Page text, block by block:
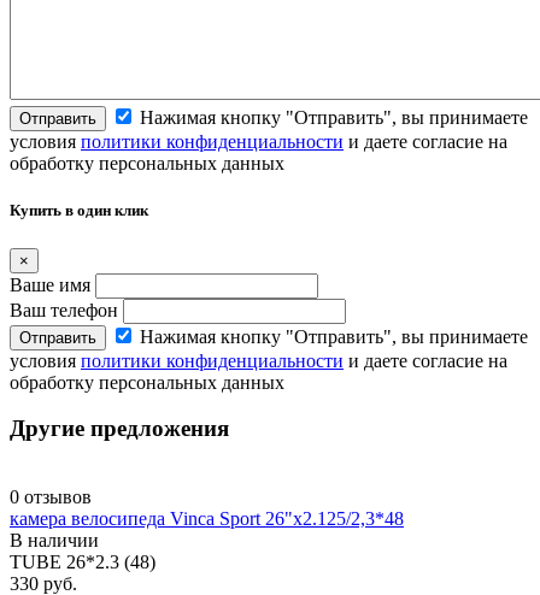
Отправить
Нажимая кнопку "Отправить", вы принимаете
условия политики конфиденциальности и даете согласие на
обработку персональных данных
Купить в один клик
×
Ваше имя
Ваш телефон
Отправить
Нажимая кнопку "Отправить", вы принимаете
условия политики конфиденциальности и даете согласие на
обработку персональных данных
Другие предложения
0 отзывов
камера велосипеда Vinca Sport 26"х2.125/2,3*48
В наличии
TUBE 26*2.3 (48)
330 руб.